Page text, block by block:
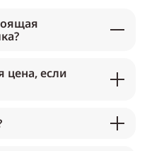
цена, если